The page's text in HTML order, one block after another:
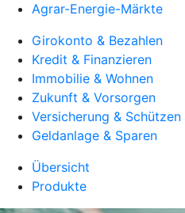
Agrar-Energie-Märkte
Girokonto & Bezahlen
Kredit & Finanzieren
Immobilie & Wohnen
Zukunft & Vorsorgen
Versicherung & Schützen
Geldanlage & Sparen
Übersicht
Produkte